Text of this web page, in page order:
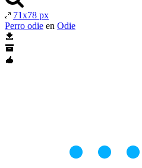
71x78 px
Perro odie en Odie